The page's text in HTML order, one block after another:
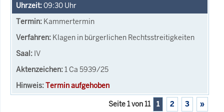
09:30 Uhr
Kammertermin
Klagen in bürgerlichen Rechtsstreitigkeiten
IV
1 Ca 5939/25
Termin aufgehoben
Seite 1 von 11 1 2 3 »